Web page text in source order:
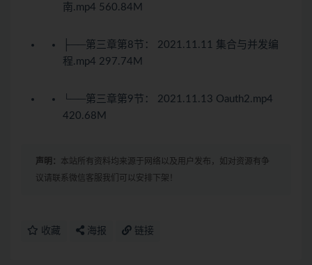
南.mp4 560.84M
├──第三章第8节： 2021.11.11 集合与并发编
程.mp4 297.74M
└──第三章第9节： 2021.11.13 Oauth2.mp4
420.68M
声明： 本站所有资料均来源于网络以及用户发布，如对资源有争
议请联系微信客服我们可以安排下架！
收藏 海报 链接